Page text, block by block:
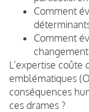
Comment
Comment
L’expertise coûte
emblématiques
conséquences
ces drames ?